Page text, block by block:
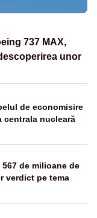
737 MAX,
unor
de economisire
centrala nucleară
de milioane de
verdict pe tema